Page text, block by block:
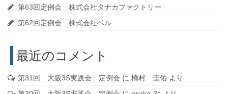
第63回定例会 株式会社タナカファクトリー
第62回定例会 株式会社ベル
最近のコメント
第31回 大阪3S実践会 定例会 に 橋村 圭佑 より